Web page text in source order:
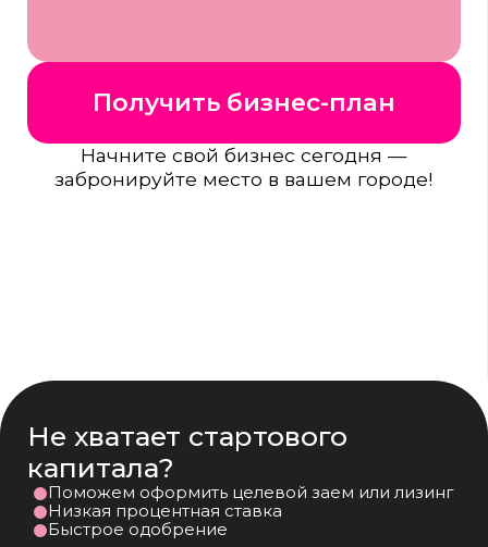
Сопровождение в процессе
всего этапа ребрендинга
Консультации, совместные встречи для
Как изменится ваша кофейня
после подключения к Coffee Teen: